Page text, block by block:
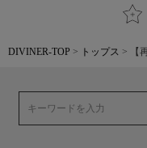
DIVINER-TOP トップス 【